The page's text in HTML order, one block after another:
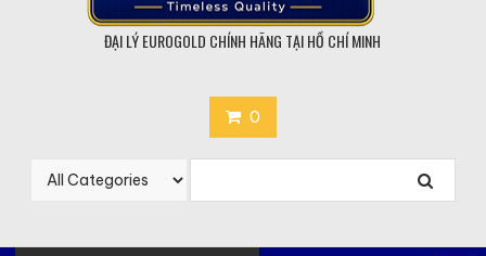
ĐẠI LÝ EUROGOLD CHÍNH HÃNG TẠI HỒ CHÍ MINH
0